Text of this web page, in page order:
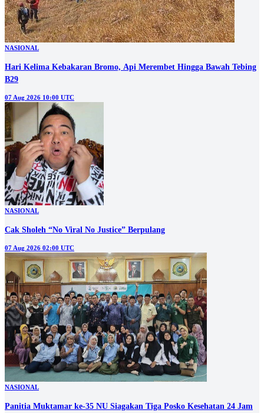
NASIONAL
Hari Kelima Kebakaran Bromo, Api Merembet Hingga Bawah Tebing
B29
07 Aug 2026 10:00 UTC
NASIONAL
Cak Sholeh “No Viral No Justice” Berpulang
07 Aug 2026 02:00 UTC
NASIONAL
Panitia Muktamar ke-35 NU Siagakan Tiga Posko Kesehatan 24 Jam